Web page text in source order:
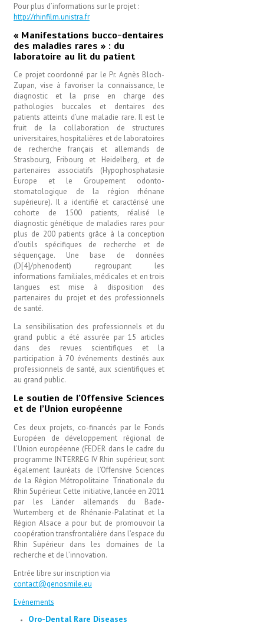
Pour plus d’informations sur le projet :
http://rhinfilm.unistra.fr
« Manifestations bucco-dentaires
des maladies rares » : du
laboratoire au lit du patient
Ce projet coordonné par le Pr. Agnès Bloch-
Zupan, vise à favoriser la connaissance, le
diagnostic et la prise en charge des
pathologies buccales et dentaires des
patients atteints d’une maladie rare. Il est le
fruit de la collaboration de structures
universitaires, hospitalières et de laboratoires
de recherche français et allemands de
Strasbourg, Fribourg et Heidelberg, et de
partenaires associatifs (Hypophosphatasie
Europe et le Groupement odonto-
stomatologique de la région rhénane
supérieure). Il a identifié et caractérisé une
cohorte de 1500 patients, réalisé le
diagnostic génétique de maladies rares pour
plus de 200 patients grâce à la conception
d’outils spécifiques de recherche et de
séquençage. Une base de données
(D[4]/phenodent) regroupant les
informations familiales, médicales et en trois
langues est mise à disposition des
partenaires du projet et des professionnels
de santé.
La sensibilisation des professionnels et du
grand public a été assurée par 15 articles
dans des revues scientifiques et la
participation à 70 événements destinés aux
professionnels de santé, aux scientifiques et
au grand public.
Le soutien de l’Offensive Sciences
et de l’Union européenne
Ces deux projets, co-financés par le Fonds
Européen de développement régional de
l’Union européenne (FEDER dans le cadre du
programme INTERREG IV Rhin supérieur, sont
également lauréats de l’Offensive Sciences
de la Région Métropolitaine Trinationale du
Rhin Supérieur. Cette initiative, lancée en 2011
par les Länder allemands du Bade-
Wurtemberg et de Rhénanie-Palatinat et la
Région Alsace a pour but de promouvoir la
coopération transfrontalière dans l’espace du
Rhin Supérieur dans les domaines de la
recherche et de l’innovation.
Entrée libre sur inscription via
contact@genosmile.eu
Evénements
Oro-Dental Rare Diseases